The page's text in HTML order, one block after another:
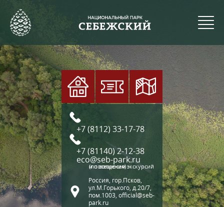
+7 (8112) 33-17-78
+7 (81140) 2-12-38
eco@seb-park.ru
(по вопросам экскурсий и посещения)
Россия, гор.Псков,
ул.М.Горького, д.20/7,
пом.1003, official@seb-
park.ru